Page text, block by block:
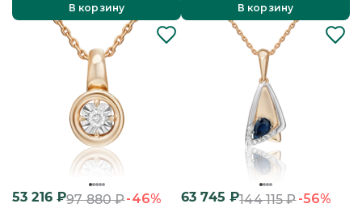
В корзину
В корзину
53 216₽97 880₽-46% 63 745 ₽144 115₽-56%